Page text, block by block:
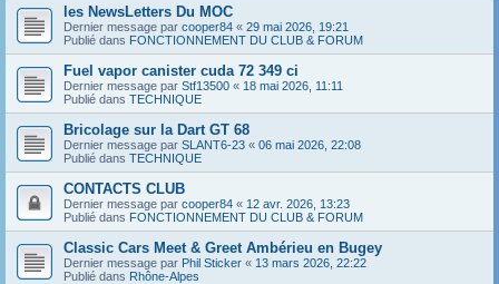
les NewsLetters Du MOC
Dernier message par cooper84 « 29 mai 2026, 19:21
Publié dans FONCTIONNEMENT DU CLUB & FORUM
Fuel vapor canister cuda 72 349 ci
Dernier message par Stf13500 « 18 mai 2026, 11:11
Publié dans TECHNIQUE
Bricolage sur la Dart GT 68
Dernier message par SLANT6-23 « 06 mai 2026, 22:08
Publié dans TECHNIQUE
CONTACTS CLUB
Dernier message par cooper84 « 12 avr. 2026, 13:23
Publié dans FONCTIONNEMENT DU CLUB & FORUM
Classic Cars Meet & Greet Ambérieu en Bugey
Dernier message par Phil Sticker « 13 mars 2026, 22:22
Publié dans Rhône-Alpes